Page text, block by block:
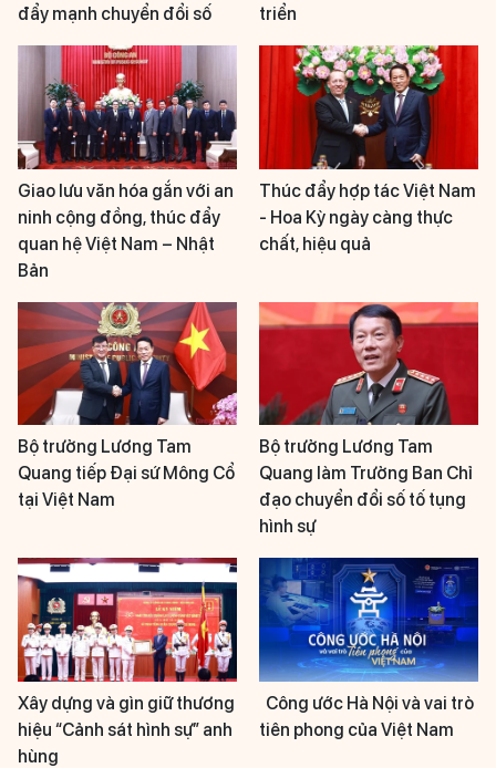
đẩy mạnh chuyển đổi số
triển
Giao lưu văn hóa gắn với an
ninh cộng đồng, thúc đẩy
quan hệ Việt Nam – Nhật
Bản
Thúc đẩy hợp tác Việt Nam
- Hoa Kỳ ngày càng thực
chất, hiệu quả
Bộ trưởng Lương Tam
Quang tiếp Đại sứ Mông Cổ
tại Việt Nam
Bộ trưởng Lương Tam
Quang làm Trưởng Ban Chỉ
đạo chuyển đổi số tố tụng
hình sự
Xây dựng và gìn giữ thương
hiệu “Cảnh sát hình sự” anh
hùng
Công ước Hà Nội và vai trò
tiên phong của Việt Nam